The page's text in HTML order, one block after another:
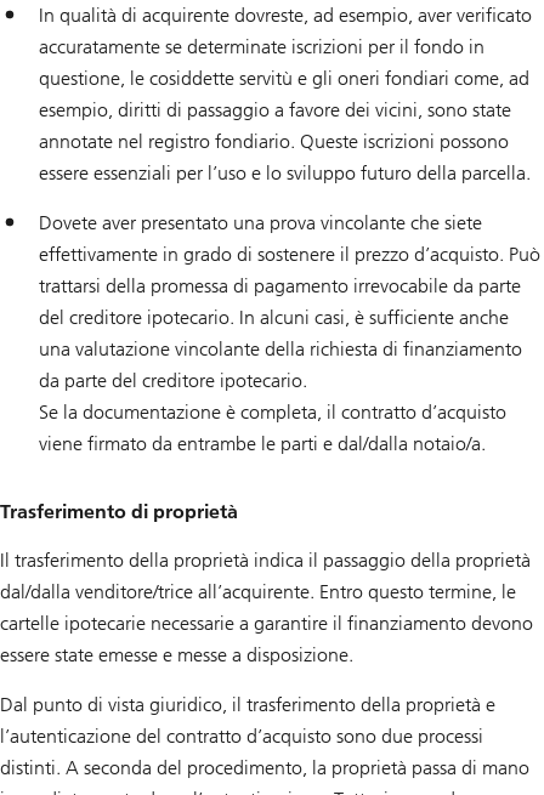
In qualità di acquirente dovreste, ad esempio, aver verificato
accuratamente se determinate iscrizioni per il fondo in
questione, le cosiddette servitù e gli oneri fondiari come, ad
esempio, diritti di passaggio a favore dei vicini, sono state
annotate nel registro fondiario. Queste iscrizioni possono
essere essenziali per l’uso e lo sviluppo futuro della parcella.
Dovete aver presentato una prova vincolante che siete
effettivamente in grado di sostenere il prezzo d’acquisto. Può
trattarsi della promessa di pagamento irrevocabile da parte
del creditore ipotecario. In alcuni casi, è sufficiente anche
una valutazione vincolante della richiesta di finanziamento
da parte del creditore ipotecario.
Se la documentazione è completa, il contratto d’acquisto
viene firmato da entrambe le parti e dal/dalla notaio/a.
Trasferimento di proprietà
Il trasferimento della proprietà indica il passaggio della proprietà
dal/dalla venditore/trice all’acquirente. Entro questo termine, le
cartelle ipotecarie necessarie a garantire il finanziamento devono
essere state emesse e messe a disposizione.
Dal punto di vista giuridico, il trasferimento della proprietà e
l’autenticazione del contratto d’acquisto sono due processi
distinti. A seconda del procedimento, la proprietà passa di mano